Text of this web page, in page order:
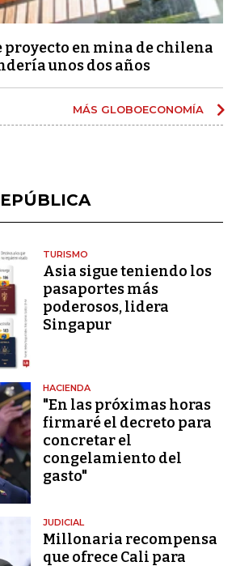
proyecto en mina de chilena
unos dos años
MÁS GLOBOECONOMÍA
TURISMO
Asia sigue teniendo los
pasaportes más
poderosos, lidera
Singapur
HACIENDA
"En las próximas horas
firmaré el decreto para
concretar el
congelamiento del
gasto"
JUDICIAL
Millonaria recompensa
que ofrece Cali para